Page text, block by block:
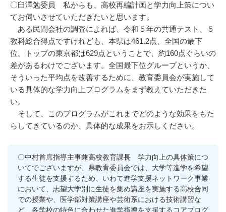
〇臼澤勉委員 私からも、高校再編計画と学力向上策につい
てお伺いさせていただきたいと思います。
ある民間会社の調査によれば、令和５年の共通テスト、５
教科総合得点ですけれども、本県は461.2点、全国の最下
位。トップの東京都は629点ということで、約160点ぐらいの
差があるわけでございます。全国最下位グループというか、
そういった平均点を改善するために、教育委員会が実施して
いる具体的な学力向上プログラムをまず教えていただきた
い。
そして、このプログラムがこれまでどのような効果をもた
らしてきているのか、具体的な成果をお示しください。
〇中村首席指導主事兼高校教育課長 学力向上の具体策につ
いてでございますが、県教育委員会では、大学等進学を希望
する生徒を支援するため、いわて進学支援ネットワーク事業
において、志望大学別に生徒を集め講座を実施する高校合同
での授業や、医学部対策講座や芸術系における技術講習な
ど、各学校の特色に合わせた進学指導を支援するコアプログ